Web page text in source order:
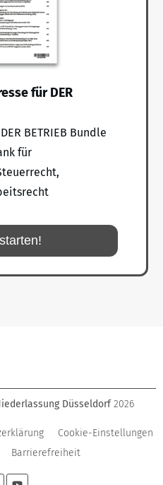
für DER
BETRIEB Bundle
für
Düsseldorf 2026
Cookie-Einstellungen
Barrierefreiheit